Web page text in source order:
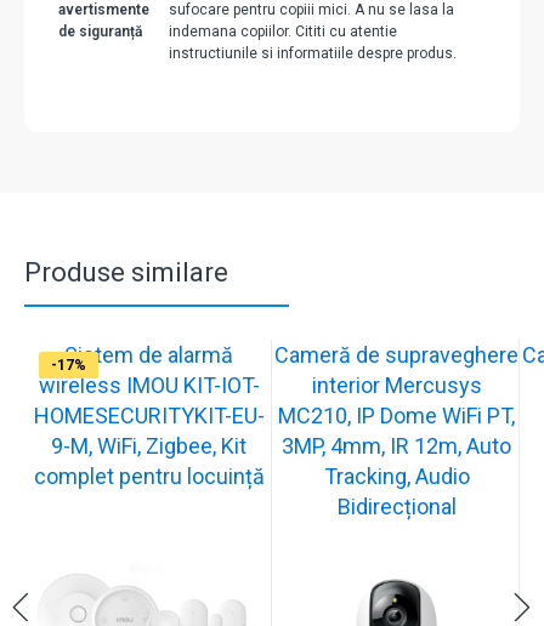
avertismente
de siguranță
sufocare pentru copiii mici. A nu se lasa la
indemana copiilor. Cititi cu atentie
instructiunile si informatiile despre produs.
Produse similare
-31%
Sistem de alarmă
wireless IMOU KIT-IOT-
HOMESECURITYKIT-EU-
9-M, WiFi, Zigbee, Kit
complet pentru locuință
-19%
Cameră de supraveghere
interior Mercusys
MC210, IP Dome WiFi PT,
3MP, 4mm, IR 12m, Auto
Tracking, Audio
Bidirecțional
-21%
-13%
-15%
-20%
-12%
-13%
-16%
-17%